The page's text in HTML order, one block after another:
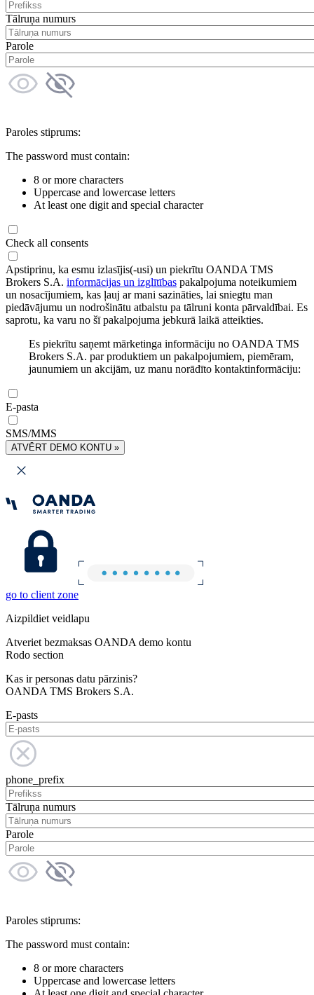
Tālruņa numurs
Parole
Paroles stiprums:
The password must contain:
8 or more characters
Uppercase and lowercase letters
At least one digit and special character
Check all consents
Apstiprinu, ka esmu izlasījis(-usi) un piekrītu OANDA TMS
Brokers S.A. informācijas un izglītības pakalpojuma noteikumiem
un nosacījumiem, kas ļauj ar mani sazināties, lai sniegtu man
piedāvājumu un nodrošinātu atbalstu pa tālruni konta pārvaldībai. Es
saprotu, ka varu no šī pakalpojuma jebkurā laikā atteikties.
Es piekrītu saņemt mārketinga informāciju no OANDA TMS
Brokers S.A. par produktiem un pakalpojumiem, piemēram,
jaunumiem un akcijām, uz manu norādīto kontaktinformāciju:
E-pasta
SMS/MMS
ATVĒRT DEMO KONTU »
go to client zone
Aizpildiet veidlapu
Atveriet bezmaksas OANDA demo kontu
Rodo section
Kas ir personas datu pārzinis?
OANDA TMS Brokers S.A.
E-pasts
phone_prefix
Tālruņa numurs
Parole
Paroles stiprums:
The password must contain:
8 or more characters
Uppercase and lowercase letters